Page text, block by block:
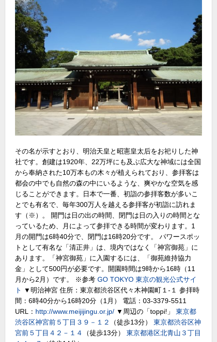
その名が示すとおり、明治天皇と昭憲皇太后をお祀りした神
社です。創建は1920年、22万坪にも及ぶ広大な神域には全国
から奉納された10万本もの木々が植えられており、参拝客は
都会の中でも自然の森の中にいるような、爽やかな空気を感
じることができます。日本で一番、初詣の参拝客数が多いこ
とでも有名で、毎年300万人を越える参拝客が初詣に訪れま
す（※）。 開門は日の出の時間、閉門は日の入りの時間とな
っているため、月によって参拝できる時間が変わります。1
月の開門は6時40分で、閉門は16時20分です。 パワースポッ
トとして有名な「清正井」は、境内ではなく「神宮御苑」に
あります。「神宮御苑」に入園するには、「御苑維持協力
金」として500円が必要です。開園時間は9時から16時（11
月から2月）です。 ※参考GO TOKYO 東京の観光公式サイ
ト
▼明治神宮 住所：東京都渋谷区代々木神園町１-１ 参拝時
間：6時40分から16時20分（1月） 電話：03-3379-5511
URL： http://www.meijijingu.or.jp/ ▼周辺の「toppi!」東京都
渋谷区神宮前５丁目３９－１２
（徒歩13分）東京都渋谷区神
宮前５丁目４２－１４
（徒歩13分）東京都港区北青山３丁目